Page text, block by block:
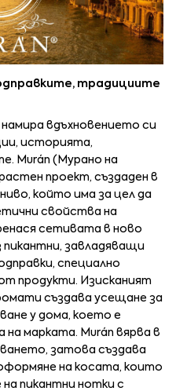
традициите
вдъхновението си
историята,
Murán (Мурано на
проект, създаден в
който има за цел да
свойства на
сетивата в ново
пикантни, завладяващи
специално
продукти. Изисканият
създава усещане за
у дома, което е
марката. Murán вярва в
затова създава
на косата, които
пикантни нотки с